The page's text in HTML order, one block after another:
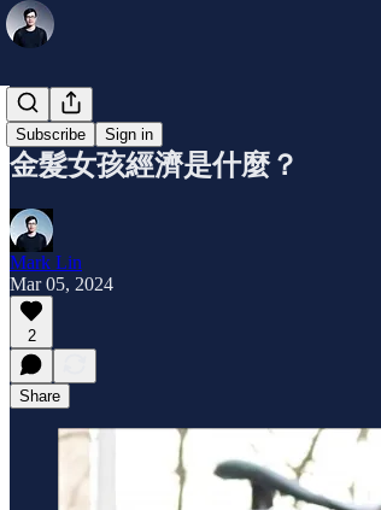
Subscribe Sign in
小知識
金髮女孩經濟是什麼？
Mark Lin
Mar 05, 2024
2
Share